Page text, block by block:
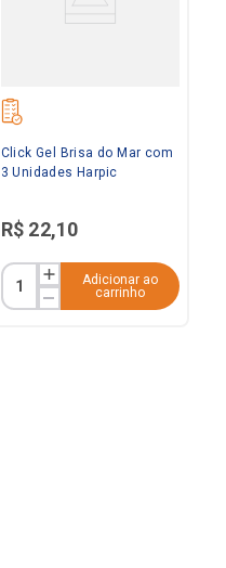
Click Gel Brisa do Mar com
3 Unidades Harpic
R$ 22,10
Adicionar ao
carrinho